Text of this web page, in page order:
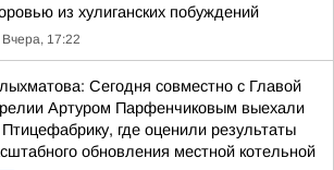
из хулиганских побуждений
Вчера, 17:22
Сегодня совместно с Главой
Артуром Парфенчиковым выехали
Птицефабрику, где оценили результаты
обновления местной котельной